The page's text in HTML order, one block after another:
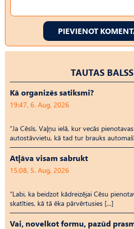
PIEVIENOT
TAUTAS BALSS
Kā organizēs satiksmi?
19:47, 6. Aug, 2026
“Ja Cēsīs, Vaļņu ielā, kur vecās
autostāvvietu, kā tad tur brauks
Atļāva visam sabrukt
15:08, 5. Aug, 2026
“Labi, ka beidzot kādreizējai Cēsu
skatīties, kā tā ēka pārvērtusies […]
Vai, novelkot formu, pazūd